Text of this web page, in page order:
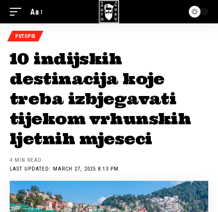
Aa
PUTOPIS
10 indijskih
destinacija koje
treba izbjegavati
tijekom vrhunskih
ljetnih mjeseci
LAST UPDATED: MARCH 27, 2025 8:13 PM
4 MIN READ